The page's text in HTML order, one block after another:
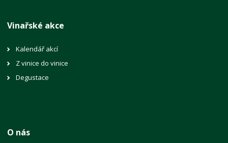
Vinařské akce
Kalendář akcí
Z vinice do vinice
Degustace
O nás